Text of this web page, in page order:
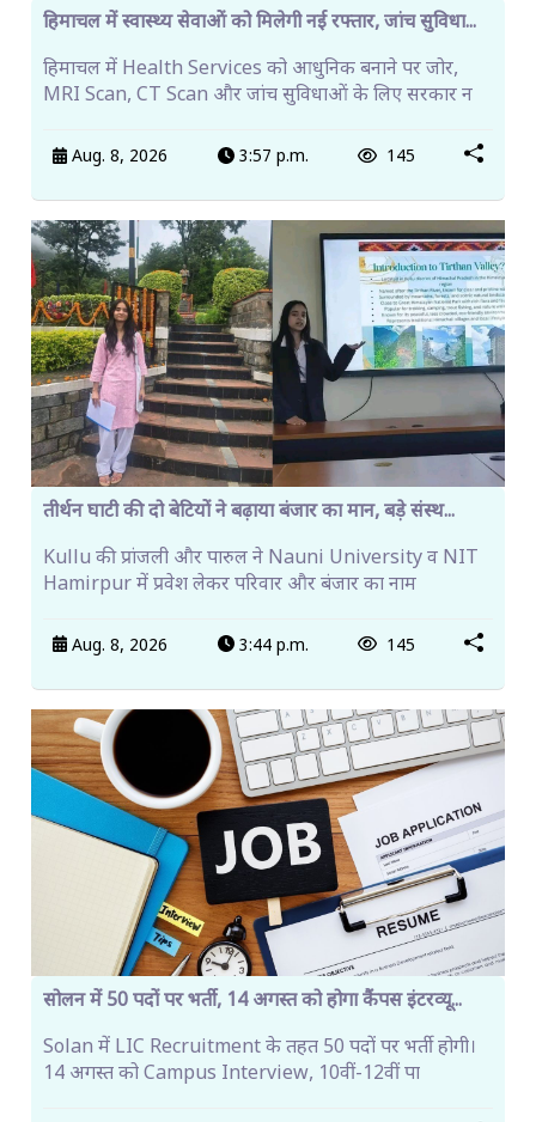
हिमाचल में स्वास्थ्य सेवाओं को मिलेगी नई रफ्तार, जांच सुविधा...
हिमाचल में Health Services को आधुनिक बनाने पर जोर,
MRI Scan, CT Scan और जांच सुविधाओं के लिए सरकार न
Aug. 8, 2026 3:57 p.m. 145
तीर्थन घाटी की दो बेटियों ने बढ़ाया बंजार का मान, बड़े संस्थ...
Kullu की प्रांजली और पारुल ने Nauni University व NIT
Hamirpur में प्रवेश लेकर परिवार और बंजार का नाम
Aug. 8, 2026 3:44 p.m. 145
सोलन में 50 पदों पर भर्ती, 14 अगस्त को होगा कैंपस इंटरव्यू...
Solan में LIC Recruitment के तहत 50 पदों पर भर्ती होगी।
14 अगस्त को Campus Interview, 10वीं-12वीं पा